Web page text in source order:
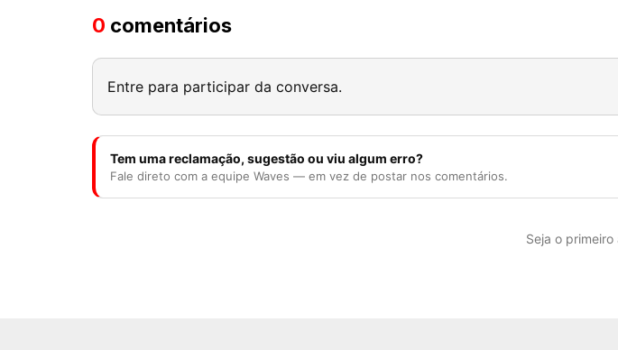
0 comentários
Entre para participar da conversa.
Tem uma reclamação, sugestão ou viu algum erro?
Fale direto com a equipe Waves — em vez de postar nos comentários.
Seja o primeiro